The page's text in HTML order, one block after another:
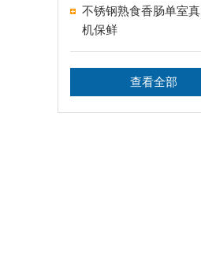
不锈钢熟食香肠单室
机保鲜
查看全部